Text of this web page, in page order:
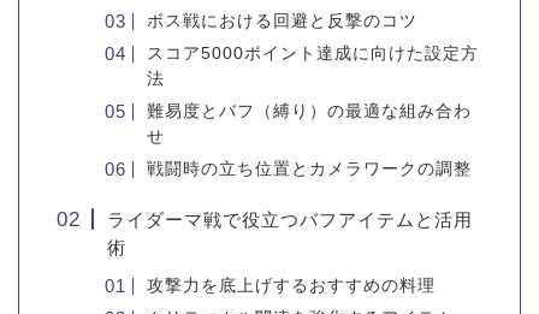
ボス戦における回避と反撃のコツ
スコア5000ポイント達成に向けた設定方
法
難易度とバフ（縛り）の最適な組み合わ
せ
戦闘時の立ち位置とカメラワークの調整
ライダーマ戦で役立つバフアイテムと活用
術
攻撃力を底上げするおすすめの料理